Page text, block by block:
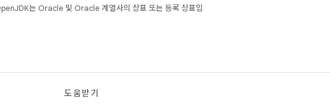
는 Oracle 및 Oracle 계열사의 상표 또는 등록 상표입
도움받기